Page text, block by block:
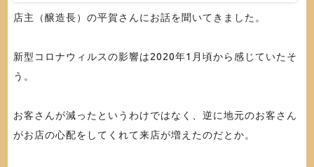
店主（醸造長）の平賀さんにお話を聞いてきました。
新型コロナウィルスの影響は2020年1月頃から感じていたそ
う。
お客さんが減ったというわけではなく、逆に地元のお客さん
がお店の心配をしてくれて来店が増えたのだとか。